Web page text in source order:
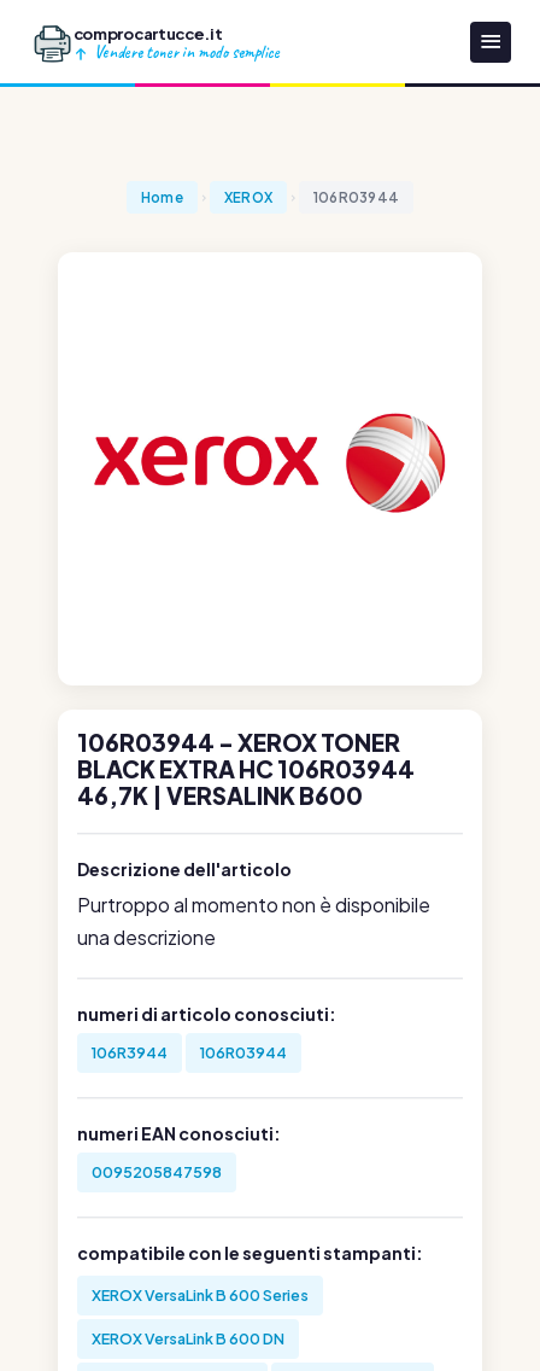
comprocartucce.it
Vendere toner in modo semplice
Home XEROX 106R03944
106R03944 - XEROX TONER
BLACK EXTRA HC 106R03944
46,7K | VERSALINK B600
Descrizione dell'articolo
Purtroppo al momento non è disponibile
una descrizione
numeri di articolo conosciuti:
106R3944 106R03944
numeri EAN conosciuti:
0095205847598
compatibile con le seguenti stampanti:
XEROX VersaLink B 600 Series
XEROX VersaLink B 600 DN